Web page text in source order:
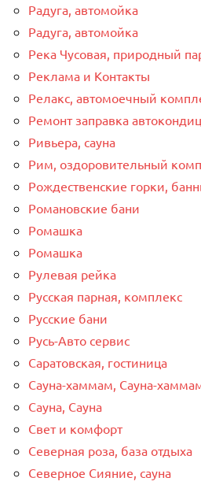
Радуга, автомойка
Радуга, автомойка
Река Чусовая, природный
Реклама и Контакты
Релакс, автомоечный
Ремонт заправка
Ривьера, сауна
Рим, оздоровительный
Рождественские горки,
Романовские бани
Ромашка
Ромашка
Рулевая рейка
Русская парная, комплекс
Русские бани
Русь-Авто сервис
Саратовская, гостиница
Сауна-хаммам, Сауна-
Сауна, Сауна
Свет и комфорт
Северная роза, база отдыха
Северное Сияние, сауна